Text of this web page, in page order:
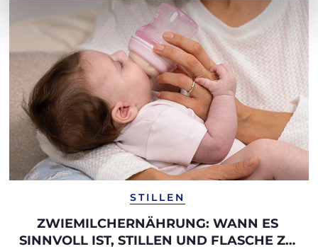
STILLEN
ZWIEMILCHERNÄHRUNG: WANN ES
SINNVOLL IST, STILLEN UND FLASCHE ZU